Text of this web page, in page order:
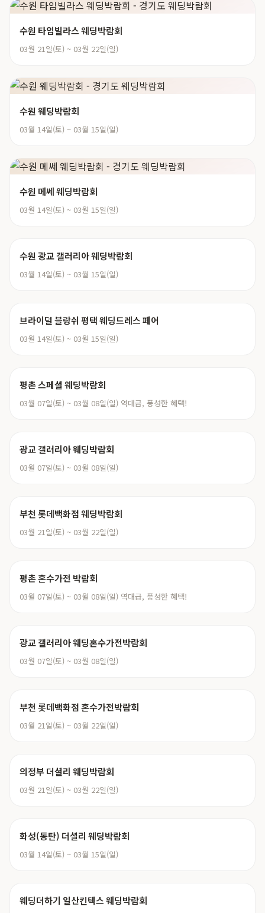
수원 타임빌라스 웨딩박람회
03월 21일(토) ~ 03월 22일(일)
수원 웨딩박람회
03월 14일(토) ~ 03월 15일(일)
수원 메쎄 웨딩박람회
03월 14일(토) ~ 03월 15일(일)
수원 광교 갤러리아 웨딩박람회
03월 14일(토) ~ 03월 15일(일)
브라이덜 블랑쉬 평택 웨딩드레스 페어
03월 14일(토) ~ 03월 15일(일)
평촌 스페셜 웨딩박람회
03월 07일(토) ~ 03월 08일(일) 역대급, 풍성한 혜택!
광교 갤러리아 웨딩박람회
03월 07일(토) ~ 03월 08일(일)
부천 롯데백화점 웨딩박람회
03월 21일(토) ~ 03월 22일(일)
평촌 혼수가전 박람회
03월 07일(토) ~ 03월 08일(일) 역대급, 풍성한 혜택!
광교 갤러리아 웨딩혼수가전박람회
03월 07일(토) ~ 03월 08일(일)
부천 롯데백화점 혼수가전박람회
03월 21일(토) ~ 03월 22일(일)
의정부 더셜리 웨딩박람회
03월 21일(토) ~ 03월 22일(일)
화성(동탄) 더셜리 웨딩박람회
03월 14일(토) ~ 03월 15일(일)
웨딩더하기 일산킨텍스 웨딩박람회